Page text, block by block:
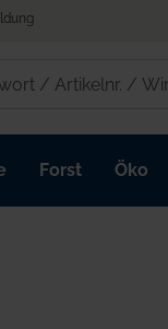
Forst Öko